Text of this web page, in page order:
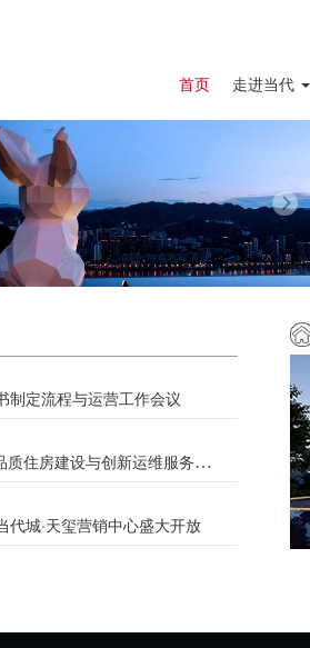
首页 走进当代
制定流程与运营工作会议
MOMΛ当代受邀参加高品质住房建设与创新运维服务现场交流会
代城·天玺营销中心盛大开放